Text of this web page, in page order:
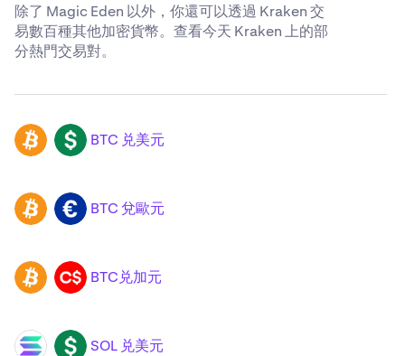
除了 Magic Eden 以外，你還可以透過 Kraken 交
易數百種其他加密貨幣。查看今天 Kraken 上的部
分熱門交易對。
BTC USD BTC 兑美元
BTC EUR BTC 兌歐元
BTC CAD BTC兑加元
SOL USD SOL 兑美元